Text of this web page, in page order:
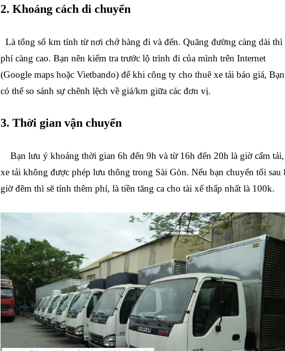
2. Khoảng cách di chuyển
Là tổng số km tính từ nơi chở hàng đi và đến. Quãng đường càng dài thì
phí càng cao. Bạn nên kiểm tra trước lộ trình đi của mình trên Internet
(Google maps hoặc Vietbando) để khi công ty cho thuê xe tải báo giá, Bạn
có thể so sánh sự chênh lệch về giá/km giữa các đơn vị.
3. Thời gian vận chuyển
Bạn lưu ý khoảng thời gian 6h đến 9h và từ 16h đến 20h là giờ cấm tải,
xe tải không được phép lưu thông trong Sài Gòn. Nếu bạn chuyển tối sau
giờ đêm thì sẽ tính thêm phí, là tiền tăng ca cho tài xế thấp nhất là 100k.